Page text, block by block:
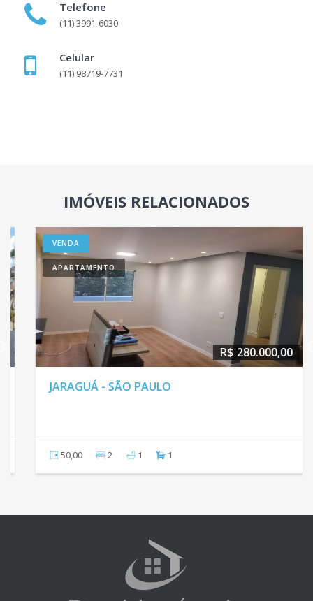
Telefone
(11) 3991-6030
Celular
(11) 98719-7731
IMÓVEIS RELACIONADOS
VENDA
APARTAMENTO
R$ 280.000,00
JARAGUÁ - SÃO PAULO
50,00 2 1 1